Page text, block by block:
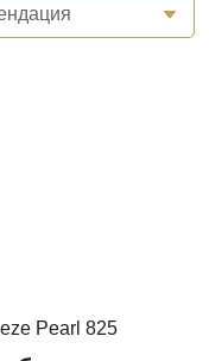
Pearl 825